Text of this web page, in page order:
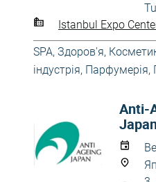
Istanbul Expo
SPA, Здоров'я,
індустрія, Парфумерія,
Anti-